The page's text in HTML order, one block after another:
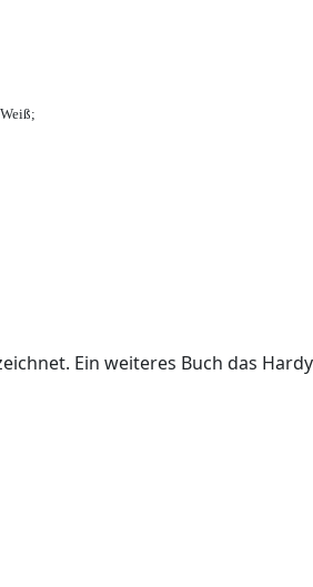
Ein weiteres Buch das